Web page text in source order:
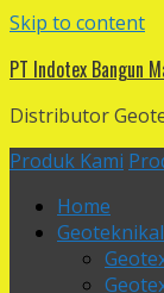
Skip to content
PT Indotex Bangun
Distributor
Produk Kami
Home